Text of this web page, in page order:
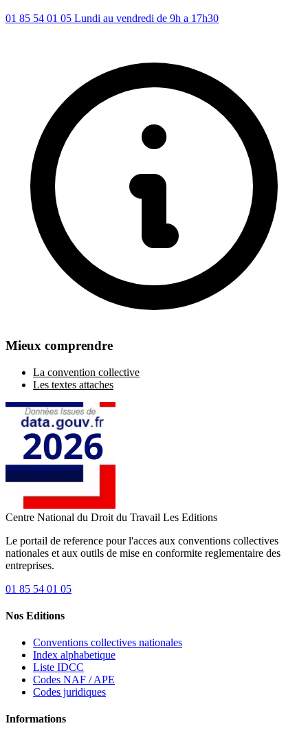
01 85 54 01 05 Lundi au vendredi de 9h a 17h30
Mieux comprendre
La convention collective
Les textes attaches
Centre National du Droit du Travail Les Editions
Le portail de reference pour l'acces aux conventions collectives
nationales et aux outils de mise en conformite reglementaire des
entreprises.
01 85 54 01 05
Nos Editions
Conventions collectives nationales
Index alphabetique
Liste IDCC
Codes NAF / APE
Codes juridiques
Informations